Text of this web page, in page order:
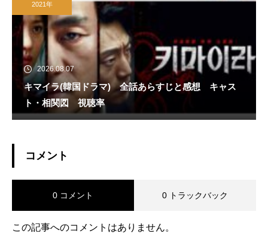
2021年
2026.08.07
キマイラ(韓国ドラマ) 全話あらすじと感想 キャス
ト・相関図 視聴率
コメント
0 コメント 0 トラックバック
この記事へのコメントはありません。